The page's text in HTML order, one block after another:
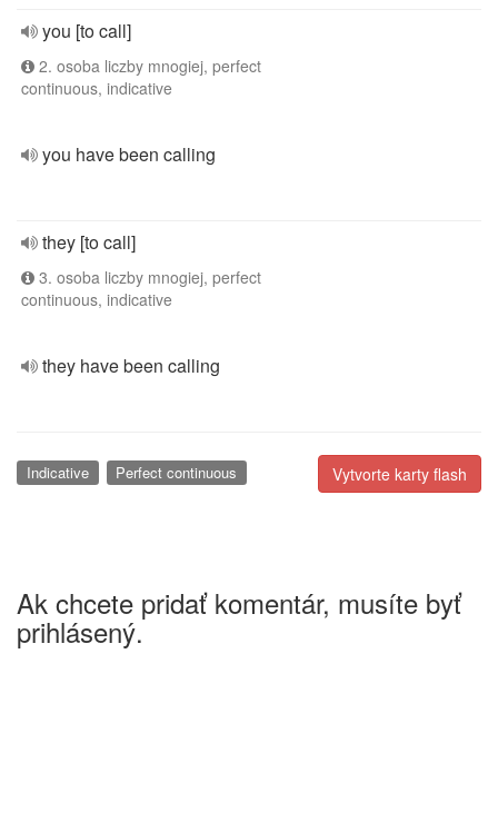
you [to call]
2. osoba liczby mnogiej, perfect
continuous, indicative
you have been calling
they [to call]
3. osoba liczby mnogiej, perfect
continuous, indicative
they have been calling
Vytvorte karty flash
Indicative Perfect continuous
Ak chcete pridať komentár, musíte byť
prihlásený.